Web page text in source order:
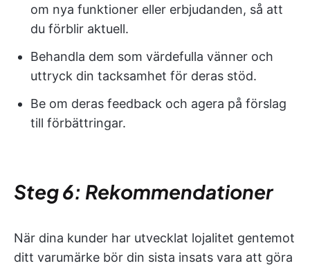
om nya funktioner eller erbjudanden, så att
du förblir aktuell.
Behandla dem som värdefulla vänner och
uttryck din tacksamhet för deras stöd.
Be om deras feedback och agera på förslag
till förbättringar.
Steg 6: Rekommendationer
När dina kunder har utvecklat lojalitet gentemot
ditt varumärke bör din sista insats vara att göra